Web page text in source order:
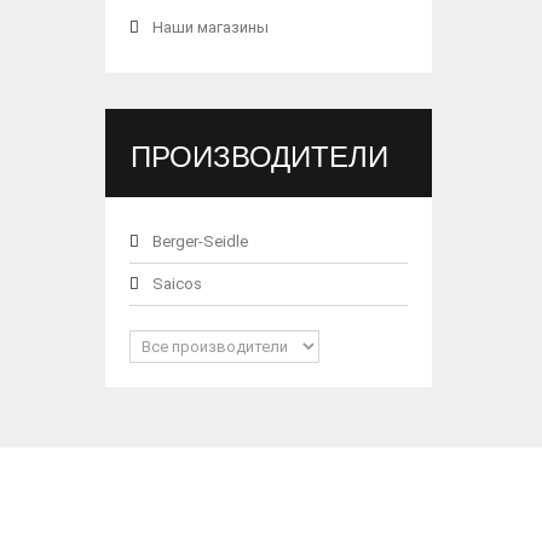
Наши магазины
ПРОИЗВОДИТЕЛИ
Berger-Seidle
Saicos